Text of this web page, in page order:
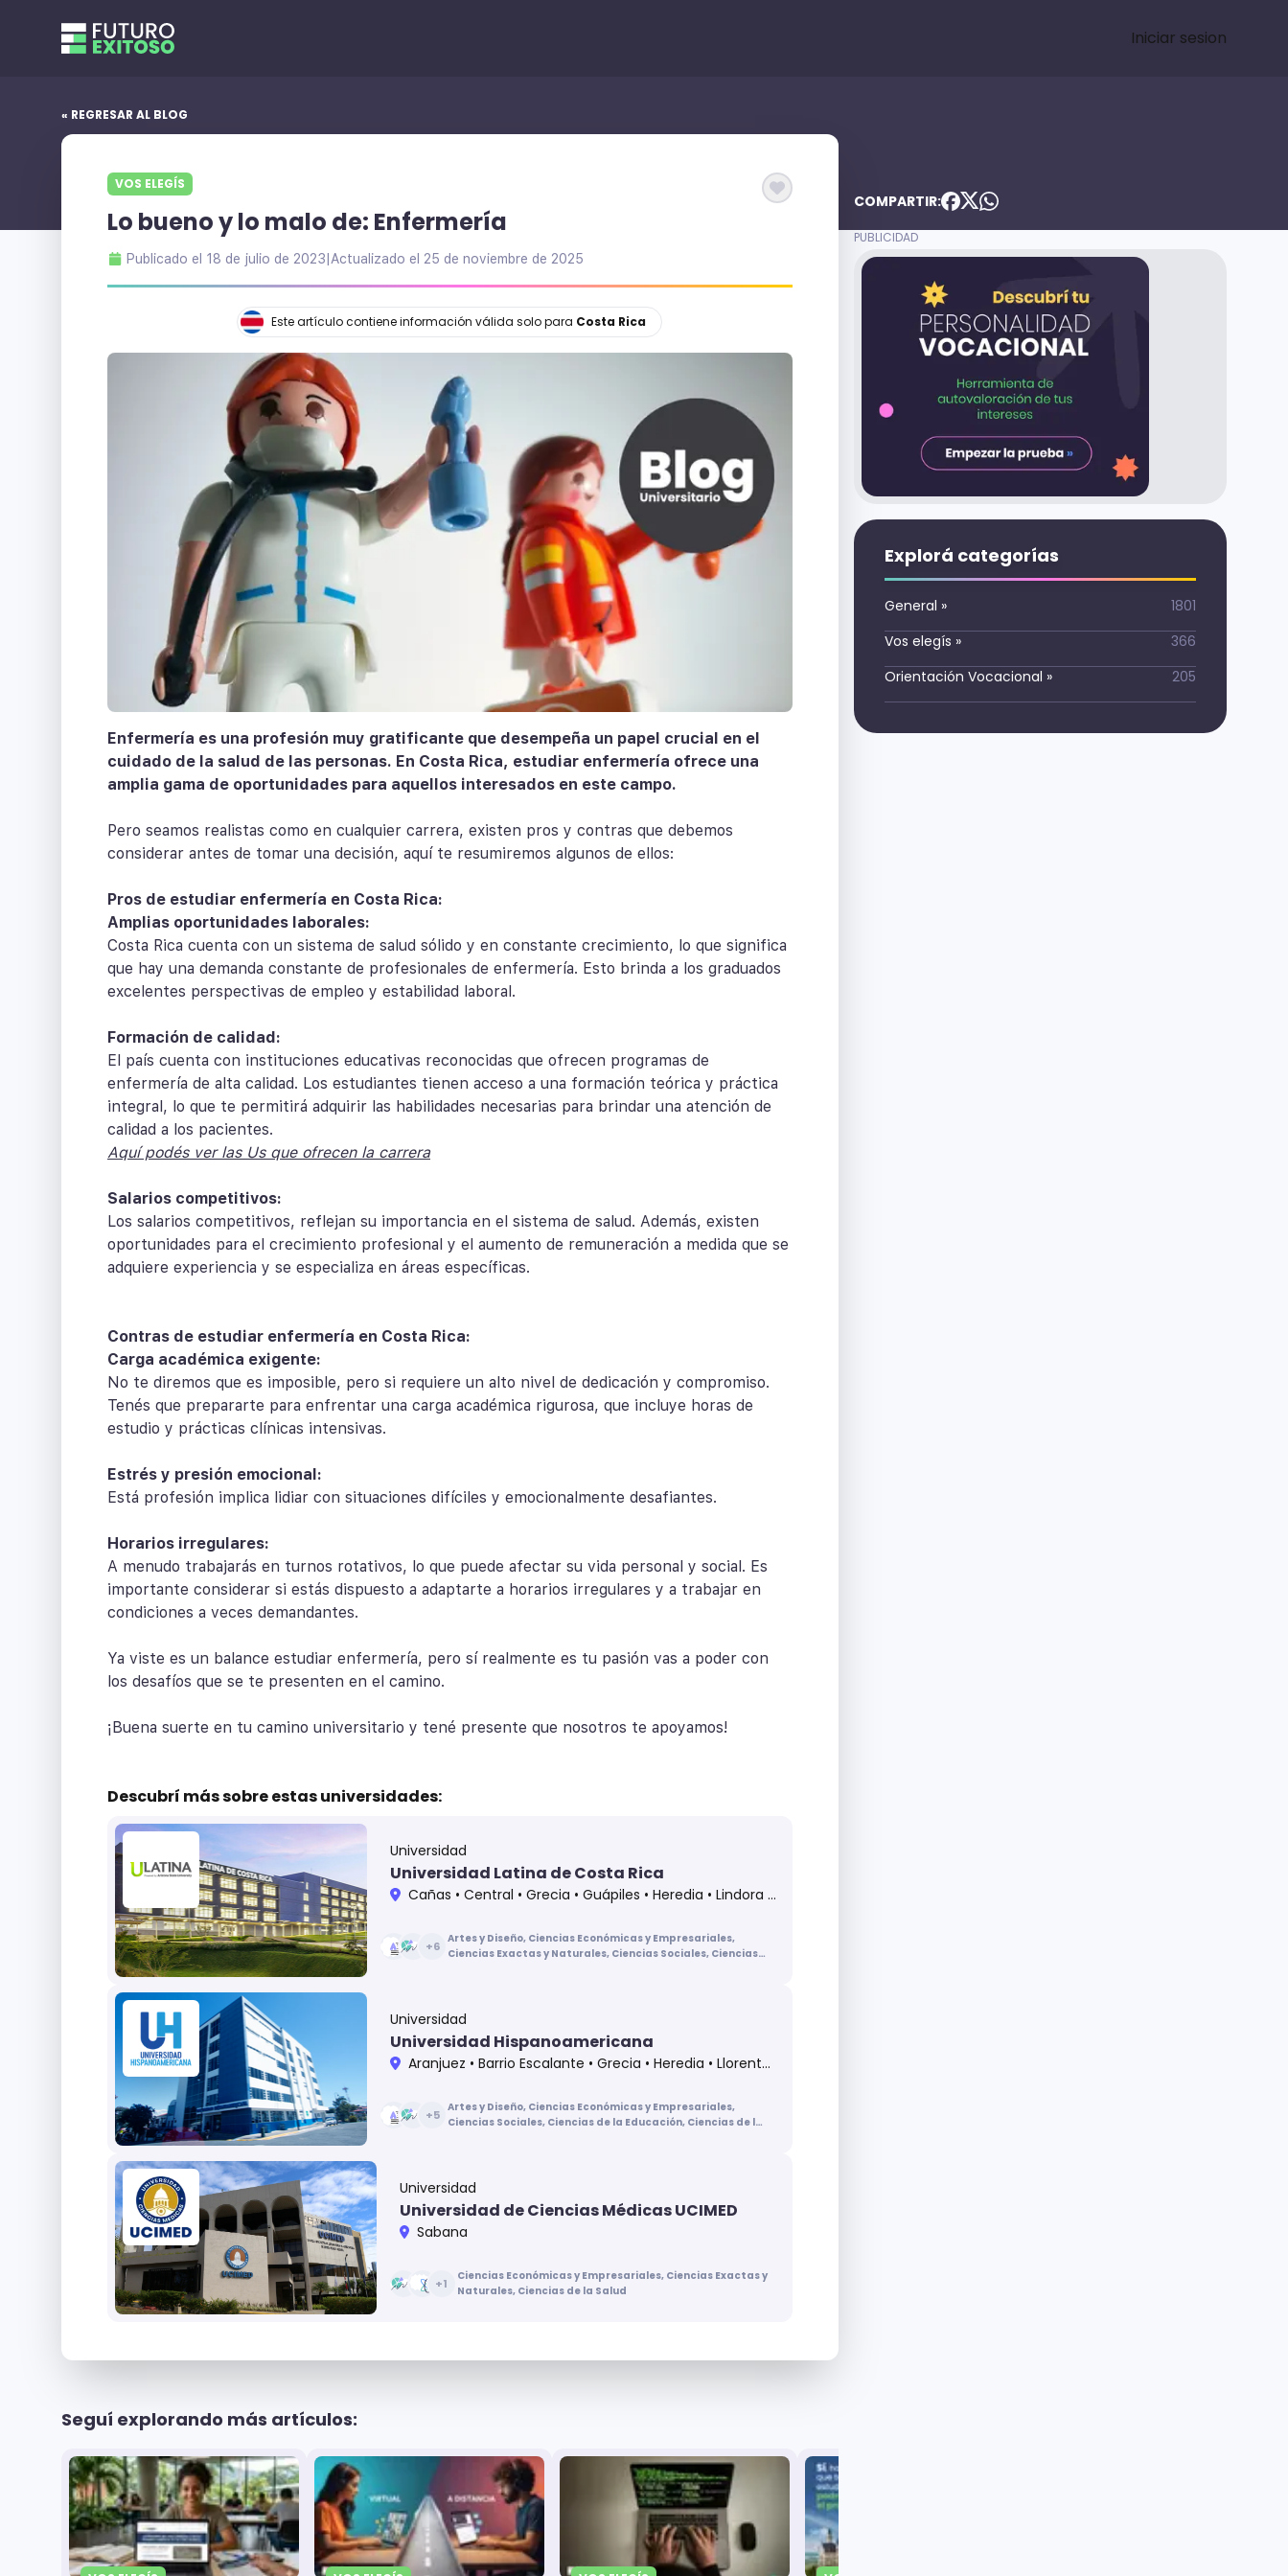
Iniciar sesion
« REGRESAR AL BLOG
VOS ELEGÍS
Lo bueno y lo malo de: Enfermería
Publicado el 18 de julio de 2023 Actualizado el 25 de noviembre de 2025
Este artículo contiene información válida solo para Costa Rica
Enfermería es una profesión muy gratificante que desempeña un papel crucial en el
cuidado de la salud de las personas. En Costa Rica, estudiar enfermería ofrece una
amplia gama de oportunidades para aquellos interesados en este campo.
Pero seamos realistas como en cualquier carrera, existen pros y contras que debemos
considerar antes de tomar una decisión, aquí te resumiremos algunos de ellos:
Pros de estudiar enfermería en Costa Rica:
Amplias oportunidades laborales:
Costa Rica cuenta con un sistema de salud sólido y en constante crecimiento, lo que significa
que hay una demanda constante de profesionales de enfermería. Esto brinda a los graduados
excelentes perspectivas de empleo y estabilidad laboral.
Formación de calidad:
El país cuenta con instituciones educativas reconocidas que ofrecen programas de
enfermería de alta calidad. Los estudiantes tienen acceso a una formación teórica y práctica
integral, lo que te permitirá adquirir las habilidades necesarias para brindar una atención de
calidad a los pacientes.
Aquí podés ver las Us que ofrecen la carrera
Salarios competitivos:
Los salarios competitivos, reflejan su importancia en el sistema de salud. Además, existen
oportunidades para el crecimiento profesional y el aumento de remuneración a medida que se
adquiere experiencia y se especializa en áreas específicas.
Contras de estudiar enfermería en Costa Rica:
Carga académica exigente:
No te diremos que es imposible, pero si requiere un alto nivel de dedicación y compromiso.
Tenés que prepararte para enfrentar una carga académica rigurosa, que incluye horas de
estudio y prácticas clínicas intensivas.
Estrés y presión emocional:
Está profesión implica lidiar con situaciones difíciles y emocionalmente desafiantes.
Horarios irregulares:
A menudo trabajarás en turnos rotativos, lo que puede afectar su vida personal y social. Es
importante considerar si estás dispuesto a adaptarte a horarios irregulares y a trabajar en
condiciones a veces demandantes.
Ya viste es un balance estudiar enfermería, pero sí realmente es tu pasión vas a poder con
los desafíos que se te presenten en el camino.
¡Buena suerte en tu camino universitario y tené presente que nosotros te apoyamos!
Descubrí más sobreestas universidades:
Universidad
Universidad Latina de Costa Rica
Cañas • Central • Grecia • Guápiles • Heredia • Lindora • Pérez Zeledón • Santa Cruz
+6 Artes y Diseño, Ciencias Económicas y Empresariales,
Ciencias Exactas y Naturales, Ciencias Sociales, Ciencias
Universidad
Universidad Hispanoamericana
Aranjuez • Barrio Escalante • Grecia • Heredia • Llorente de Tibás • Puntarenas
+5 Artes y Diseño, Ciencias Económicas y Empresariales,
Ciencias Sociales, Ciencias de la Educación, Ciencias de la
Universidad
Universidad de Ciencias Médicas UCIMED
Sabana
+1
Ciencias Económicas y Empresariales, Ciencias Exactas y
Naturales, Ciencias de la Salud
Seguí explorando más artículos:
COMPARTIR:
Explorá categorías
General »
1801
Vos elegís »
366
Orientación Vocacional » 205